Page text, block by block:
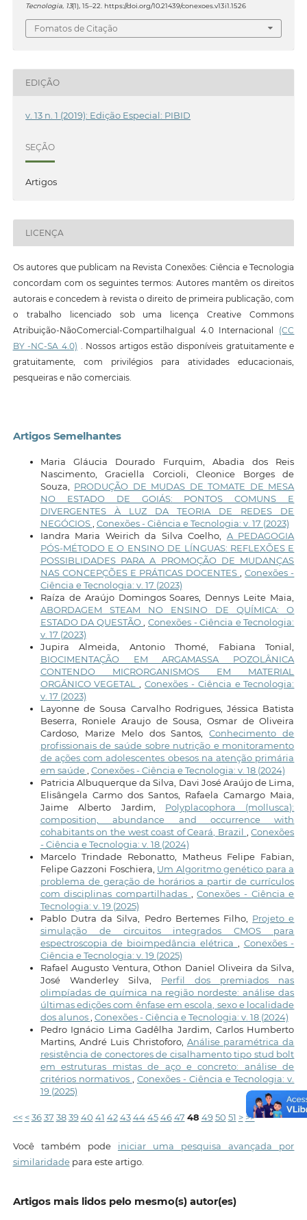
Tecnologia, 13(1), 15–22. https://doi.org/10.21439/conexoes.v13i1.1526
Fomatos de Citação
EDIÇÃO
v. 13 n. 1 (2019): Edição Especial: PIBID
SEÇÃO
Artigos
LICENÇA
Os autores que publicam na Revista Conexões: Ciência e Tecnologia
concordam com os seguintes termos: Autores mantêm os direitos
autorais e concedem à revista o direito de primeira publicação, com
o trabalho licenciado sob uma licença Creative Commons
Atribuição-NãoComercial-CompartilhaIgual 4.0 Internacional (CC
BY -NC-SA 4.0) . Nossos artigos estão disponíveis gratuitamente e
gratuitamente, com privilégios para atividades educacionais,
pesqueiras e não comerciais.
Artigos Semelhantes
Maria Gláucia Dourado Furquim, Abadia dos Reis
Nascimento, Graciella Corcioli, Cleonice Borges de
Souza, PRODUÇÃO DE MUDAS DE TOMATE DE MESA
NO ESTADO DE GOIÁS: PONTOS COMUNS E
DIVERGENTES À LUZ DA TEORIA DE REDES DE
NEGÓCIOS Conexões - Ciência e Tecnologia: v. 17 (2023)
Iandra Maria Weirich da Silva Coelho, A PEDAGOGIA
PÓS-MÉTODO E O ENSINO DE LÍNGUAS: REFLEXÕES E
POSSIBLIDADES PARA A PROMOÇÃO DE MUDANÇAS
NAS CONCEPÇÕES E PRÁTICAS DOCENTES
,Conexões -
Ciência e Tecnologia: v. 17 (2023)
Raíza de Araújo Domingos Soares, Dennys Leite Maia,
ABORDAGEM STEAM NO ENSINO DE QUÍMICA: O
ESTADO DA QUESTÃO
Conexões - Ciência e Tecnologia:
v. 17 (2023)
Jupira Almeida, Antonio Thomé, Fabiana Tonial,
BIOCIMENTAÇÃO EM ARGAMASSA POZOLÂNICA
CONTENDO MICRORGANISMOS EM MATERIAL
ORGÂNICO VEGETAL
,Conexões - Ciência e Tecnologia:
v. 17 (2023)
Layonne de Sousa Carvalho Rodrigues, Jéssica Batista
Beserra, Roniele Araujo de Sousa, Osmar de Oliveira
Cardoso, Marize Melo dos Santos,Conhecimento de
profissionais de saúde sobre nutrição e monitoramento
de ações com adolescentes obesos na atenção primária
em saúde Conexões - Ciência e Tecnologia: v. 18 (2024)
Patricia Albuquerque da Silva, Davi José Araújo de Lima,
Elisângela Carmo dos Santos, Rafaela Camargo Maia,
Jaime Alberto Jardim, Polyplacophora (mollusca):
composition, abundance and occurrence with
cohabitants on the west coast of Ceará, Brazil
,Conexões
- Ciência e Tecnologia: v. 18 (2024)
Marcelo Trindade Rebonatto, Matheus Felipe Fabian,
Felipe Gazzoni Foschiera, Um Algoritmo genético para a
problema de geração de horários a partir de currículos
com disciplinas compartilhadas
,Conexões - Ciência e
Tecnologia: v. 19 (2025)
Pablo Dutra da Silva, Pedro Bertemes Filho, Projeto e
simulação de circuitos integrados CMOS para
espectroscopia de bioimpedância elétrica
Conexões -
Ciência e Tecnologia: v. 19 (2025)
Rafael Augusto Ventura, Othon Daniel Oliveira da Silva,
José Wanderley Silva, Perfil dos premiados nas
olimpíadas de química na região nordeste: análise das
últimas edições com ênfase em escola, sexo e localidade
dos alunos Conexões - Ciência e Tecnologia: v. 18 (2024)
Pedro Ignácio Lima Gadêlha Jardim, Carlos Humberto
Martins, André Luis Christoforo, Análise paramétrica da
resistência de conectores de cisalhamento tipo stud bolt
em estruturas mistas de aço e concreto: análise de
critérios normativos
Conexões - Ciência e Tecnologia: v.
19 (2025)
<< < 36 37 38 39 40 41 42 43 44 45 46 47 48 49 50 51 > >>
Você também pode iniciar uma pesquisa avançada por
similaridadepara este artigo.
Artigos mais lidos pelo mesmo(s) autor(es)